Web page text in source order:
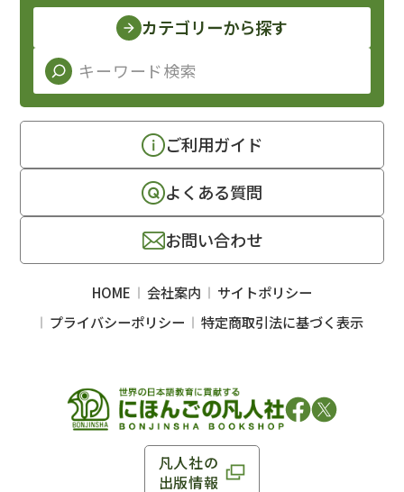
凡人社の
出版情報
カテゴリーから探す
ご利用ガイド
よくある質問
お問い合わせ
HOME 会社案内
サイトポリシー
プライバシーポリシー
特定商取引法に基づく表示